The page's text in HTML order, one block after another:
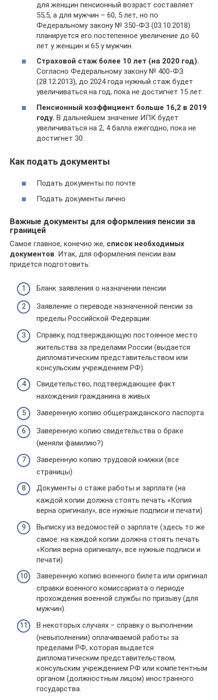
для женщин пенсионный возраст составляет
55,5, а для мужчин – 60, 5 лет, но по
Федеральному закону № 350-ФЗ (03.10.2018)
планируется его постепенное увеличение до 60
лет у женщин и 65 у мужчин.
Страховой стаж более 10 лет (на 2020 год).
Согласно Федеральному закону № 400-ФЗ
(28.12.2013), до 2024 года нужный стаж будет
увеличиваться на год, пока не достигнет 15 лет.
Пенсионный коэффициент больше 16,2 в 2019
году. В дальнейшем значение ИПК будет
увеличиваться на 2, 4 балла ежегодно, пока не
достигнет 30.
Как подать документы
Подать документы по почте
Подать документы лично
Важные документы для оформления пенсии за
границей
Самое главное, конечно же, список необходимых
документов. Итак, для оформления пенсии вам
придется подготовить:
Бланк заявления о назначении пенсии
Заявление о переводе назначенной пенсии за
пределы Российской Федерации.
Cправку, подтверждающую постоянное место
жительства за пределами России (выдается
дипломатическим представительством или
консульским учреждением РФ).
Свидетельство, подтверждающее факт
нахождения гражданина в живых
Заверенную копию общегражданского паспорта
Заверенную копию свидетельства о браке
(меняли фамилию?)
Заверенную копию трудовой книжки (все
страницы)
Документы о стаже работы и зарплате (на
каждой копии должна стоять печать «Копия
верна оригиналу», все нужные подписи и печати)
Выписку из ведомостей о зарплате (здесь то же
самое: на каждой копии должна стоять печать
«Копия верна оригиналу», все нужные подписи и
печати)
Заверенную копию военного билета или оригинал
справки военного комиссариата о периоде
прохождения военной службы по призыву (для
мужчин).
В некоторых случаях – справку о выполнении
(невыполнении) оплачиваемой работы за
пределами РФ, которая выдается
дипломатическим представительством,
консульским учреждением РФ или компетентным
органом (должностным лицом) иностранного
государства.